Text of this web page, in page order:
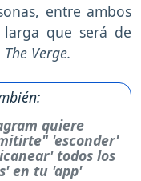
entre ambos
que será de
The Verge.
quiere
'esconder'
todos los
en tu 'app'